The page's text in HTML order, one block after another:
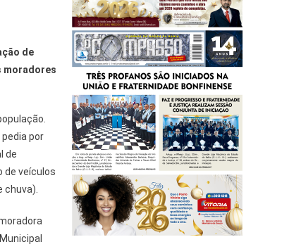
de
moradores
por
de
de veículos